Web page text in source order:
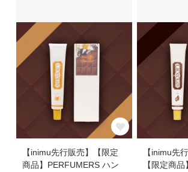
【inimu先行販売】【限定
商品】PERFUMERS ハン
【inimu先
【限定商